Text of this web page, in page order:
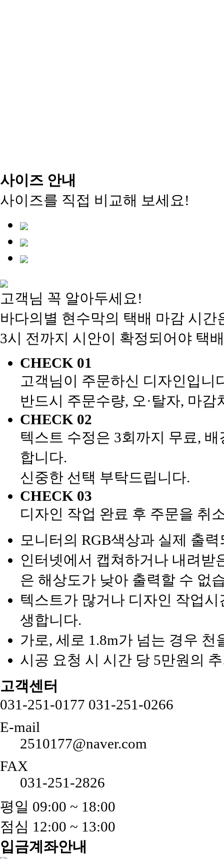
사이즈 안내
사이즈를 직접 비교해 보세요!
고객님 꼭 알아두세요!
바다의별 현수막의 택배 마감 시간
3시 전까지 시안이 확정되어야 택
CHECK 01
고객님이 주문하신 디자인입니
반드시 주문수량, 오·탈자, 마
CHECK 02
텍스트 수정은 3회까지 무료,
합니다.
신중한 선택 부탁드립니다.
CHECK 03
디자인 작업 완료 후 주문을 취
모니터의 RGB색상과 실제 출
인터넷에서 캡쳐하거나 내려받
은 해상도가 낮아 출력할 수 없
텍스트가 많거나 디자인 작업
생합니다.
가로, 세로 1.8m가 넘는 경우
시공 요청 시 시간 당 5만원의
고객센터
031-251-0177 031-251-0266
E-mail
2510177@naver.com
FAX
031-251-2826
평일 09:00 ~ 18:00
점심 12:00 ~ 13:00
입금계좌안내